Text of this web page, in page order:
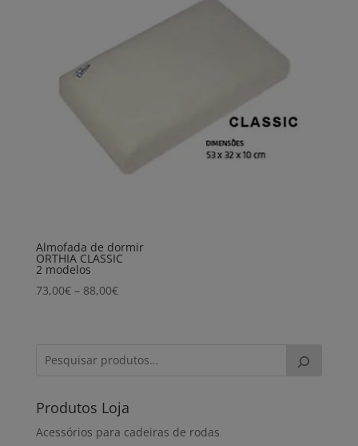
Almofada de dormir
ORTHIA CLASSIC
2 modelos
73,00€ – 88,00€Price
88,00€
Produtos Loja
Acessórios para cadeiras de rodas